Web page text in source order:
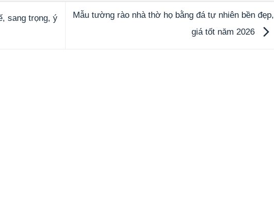
sang trọng, ý
Mẫu tường rào nhà thờ họ bằng đá tự nhiên bền đẹp,
giá tốt năm 2026